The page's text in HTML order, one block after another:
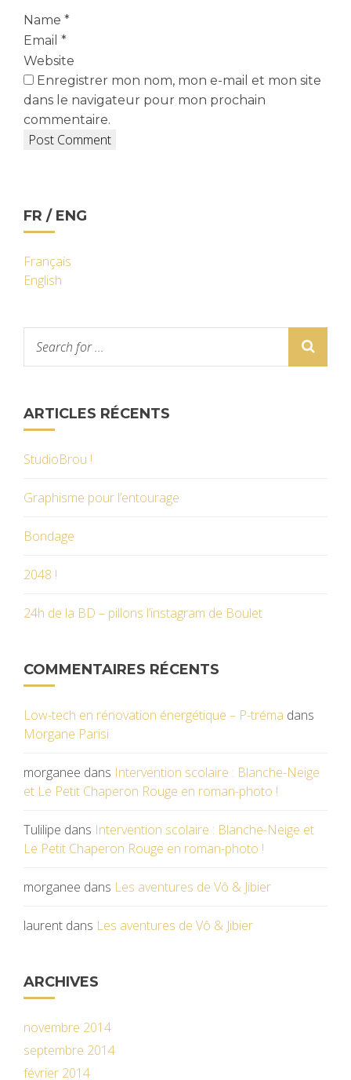
Name *
Email *
Website
Enregistrer mon nom, mon e-mail et mon site
dans le navigateur pour mon prochain
commentaire.
FR / ENG
Français
English
ARTICLES RÉCENTS
StudioBrou !
Graphisme pour l’entourage
Bondage
2048 !
24h de la BD – pillons l’instagram de Boulet
COMMENTAIRES RÉCENTS
Low-tech en rénovation énergétique – P-tréma dans
Morgane Parisi
morganee dans Intervention scolaire : Blanche-Neige
et Le Petit Chaperon Rouge en roman-photo !
Tulilipe dans Intervention scolaire : Blanche-Neige et
Le Petit Chaperon Rouge en roman-photo !
morganee dans Les aventures de Vô & Jibier
laurent dans Les aventures de Vô & Jibier
ARCHIVES
novembre 2014
septembre 2014
février 2014